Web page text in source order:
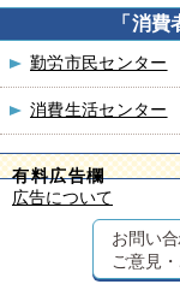
「消
勤労市民センター
消費生活センター
有料広告欄
広告について
お問い
ご意見